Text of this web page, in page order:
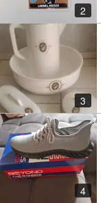
2
3
4